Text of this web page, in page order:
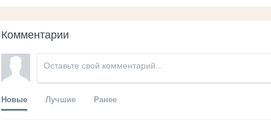
Комментарии
Новые Лучшие Ранее